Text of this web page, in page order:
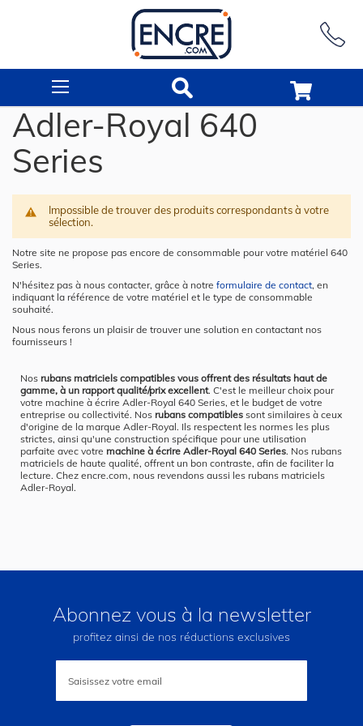
Adler-Royal 640
Series
Impossible de trouver des produits correspondants à votre
sélection.
Notre site ne propose pas encore de consommable pour votre matériel 640
Series.
N'hésitez pas à nous contacter, grâce à notre formulaire de contact, en
indiquant la référence de votre matériel et le type de consommable
souhaité.
Nous nous ferons un plaisir de trouver une solution en contactant nos
fournisseurs !
Nos rubans matriciels compatibles vous offrent des résultats haut de
gamme, à un rapport qualité/prix excellent. C'est le meilleur choix pour
votre machine à écrire Adler-Royal 640 Series, et le budget de votre
entreprise ou collectivité. Nos rubans compatibles sont similaires à ceux
d'origine de la marque Adler-Royal. Ils respectent les normes les plus
strictes, ainsi qu'une construction spécifique pour une utilisation
parfaite avec votre machine à écrire Adler-Royal 640 Series. Nos rubans
matriciels de haute qualité, offrent un bon contraste, afin de faciliter la
lecture. Chez encre.com, nous revendons aussi les rubans matriciels
Adler-Royal.
Abonnez vous à la newsletter
profitez ainsi de nos réductions exclusives
lettre